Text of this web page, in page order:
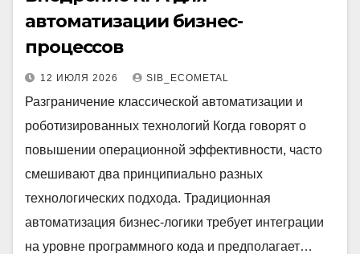
автоматизации бизнес-
процессов
12 ИЮЛЯ 2026 SIB_ECOMETAL
Разграничение классической автоматизации и
роботизированных технологий Когда говорят о
повышении операционной эффективности, часто
смешивают два принципиально разных
технологических подхода. Традиционная
автоматизация бизнес-логики требует интеграции
на уровне программного кода и предполагает…